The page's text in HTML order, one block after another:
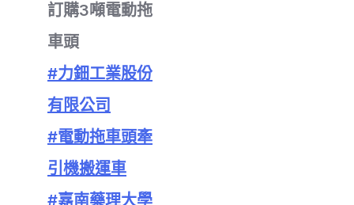
訂購3噸電動拖
車頭
#力鈿工業股份
有限公司
#電動拖車頭牽
引機搬運車
#嘉南藥理大學